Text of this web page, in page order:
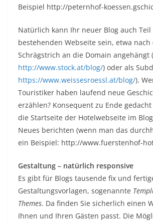
Beispiel http://peternhof-
Natürlich kann Ihr neuer Blog auch
bestehenden Webseite sein, etwa nach
Schrägstrich an die Domain angehängt
http://www.stock.at/blog/) oder als
https://www.weissesroessl.at/blog/).
Touristiker haben laufend neue
erzählen? Konsequent zu Ende
die Startseite der Hotelwebseite im
Neues berichten (wenn man das
ein Beispiel: http://www.fuerstenhof-
Gestaltung – natürlich responsive
Es gibt für Blogs tausende fix und
Gestaltungsvorlagen, sogenannte
Themes. Da finden Sie sicherlich einen
Ihnen und Ihren Gästen passt. Die